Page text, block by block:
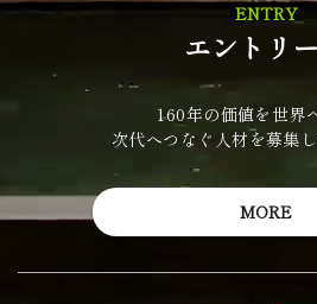
ENTRY
エントリ
160年の価値を世界
次代へつなぐ人材を募集し
MORE